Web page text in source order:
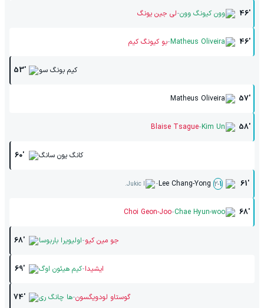
46' وون کیونگ وون-لی جین یونگ
46'
Matheus Oliveira
-بو کیونگ کیم
53' کیم بونگ سو
57'
Matheus Oliveira
58'
Kim Un
-
Blaise Tsague
60' کانگ یون سانگ
61'
1
-
2
Lee Chang-Yong
-
Jukic I.
68'
Chae Hyun-woo
-
Choi Geon-Joo
68' اولیویرا باربوسا-جو مین کیو
69' کیم هیئون اوگ-ایشیدا
74' ها چانگ ری-گوستاو لودویگسون